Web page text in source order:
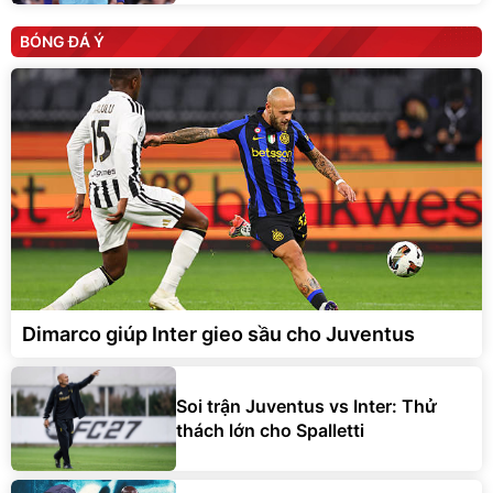
BÓNG ĐÁ Ý
Dimarco giúp Inter gieo sầu cho Juventus
Soi trận Juventus vs Inter: Thử
thách lớn cho Spalletti